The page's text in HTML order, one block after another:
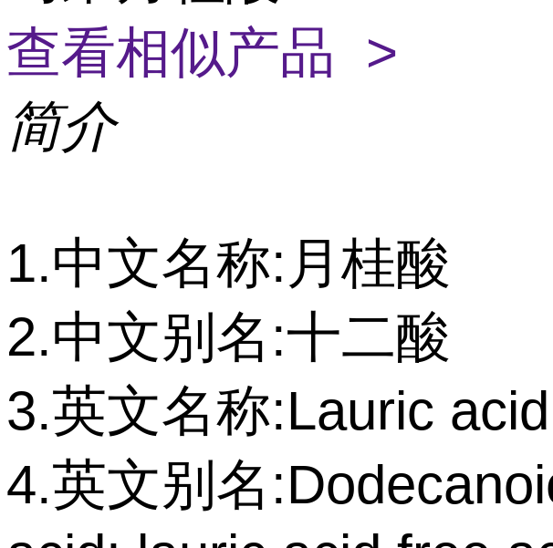
查看相似产品 >
简介
1.中文名称:月桂酸
2.中文别名:十二酸
3.英文名称:Lauric acid
4.英文别名